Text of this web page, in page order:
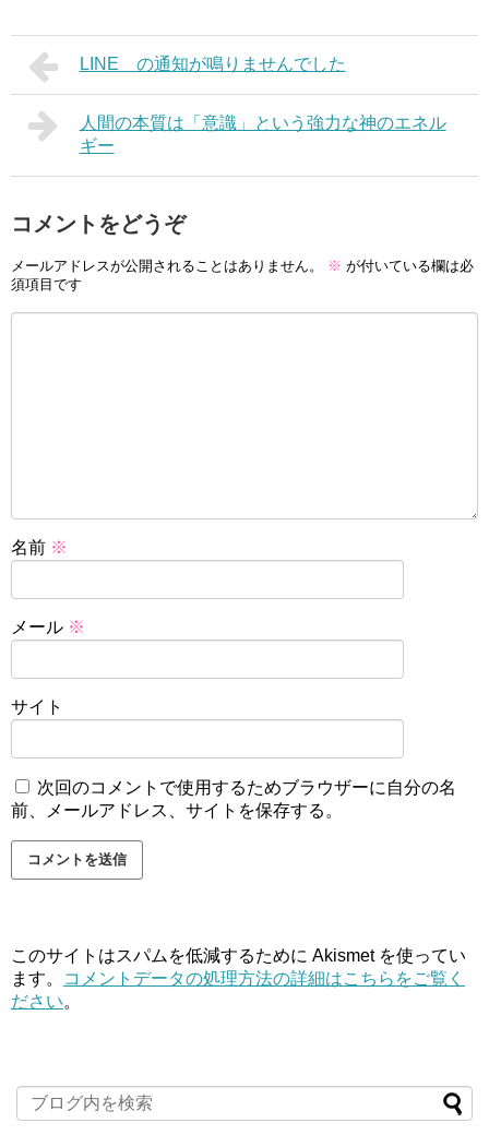
LINE の通知が鳴りませんでした
人間の本質は「意識」という強力な神のエネル
ギー
コメントをどうぞ
メールアドレスが公開されることはありません。 ※ が付いている欄は必
須項目です
名前 ※
メール ※
サイト
次回のコメントで使用するためブラウザーに自分の名
前、メールアドレス、サイトを保存する。
このサイトはスパムを低減するために Akismet を使ってい
ます。
コメントデータの処理方法の詳細はこちらをご覧く
ださい。